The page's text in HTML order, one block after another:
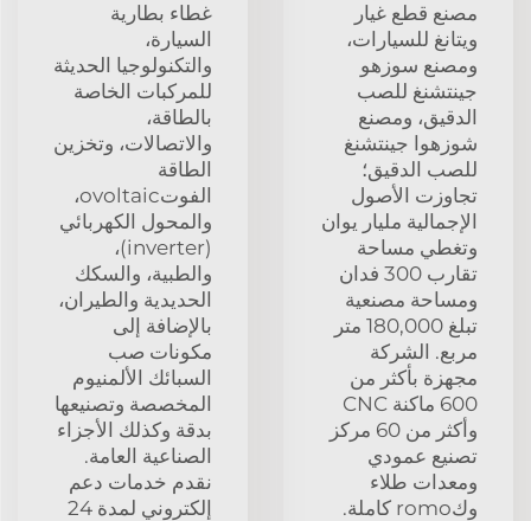
مصنع قطع غيار
ويتانغ للسيارات،
ومصنع سوزهو
جينتشنغ للصب
الدقيق، ومصنع
شوزهوا جينتشنغ
للصب الدقيق؛
تجاوزت الأصول
الإجمالية مليار يوان
وتغطي مساحة
تقارب 300 فدان
ومساحة مصنعية
تبلغ 180,000 متر
مربع. الشركة
مجهزة بأكثر من
600 ماكنة CNC
وأكثر من 60 مركز
تصنيع عمودي
ومعدات طلاء
وكromo كاملة.
غطاء بطارية
السيارة،
والتكنولوجيا الحديثة
للمركبات الخاصة
بالطاقة،
والاتصالات، وتخزين
الطاقة
الفوتovoltaic،
والمحول الكهربائي
(inverter)،
والطبية، والسكك
الحديدية والطيران،
بالإضافة إلى
مكونات صب
السبائك الألمنيوم
المخصصة وتصنيعها
بدقة وكذلك الأجزاء
الصناعية العامة.
نقدم خدمات دعم
إلكتروني لمدة 24